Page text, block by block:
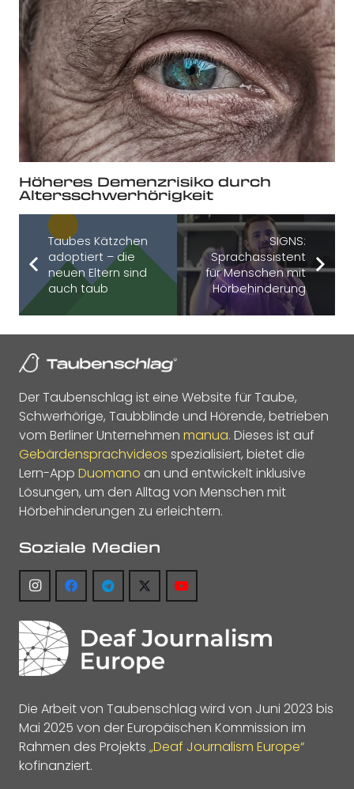
Höheres Demenzrisiko durch
Altersschwerhörigkeit
Taubes Kätzchen
adoptiert – die
neuen Eltern sind
auch taub
SIGNS:
Sprachassistent
für Menschen mit
Hörbehinderung
Der Taubenschlag ist eine Website für Taube,
Schwerhörige, Taubblinde und Hörende, betrieben
vom Berliner Unternehmen manua. Dieses ist auf
Gebärdensprachvideos spezialisiert, bietet die
Lern-App Duomano an und entwickelt inklusive
Lösungen, um den Alltag von Menschen mit
Hörbehinderungen zu erleichtern.
Soziale Medien
Die Arbeit von Taubenschlag wird von Juni 2023 bis
Mai 2025 von der Europäischen Kommission im
Rahmen des Projekts „Deaf Journalism Europe“
kofinanziert.